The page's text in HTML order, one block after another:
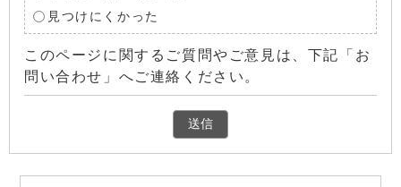
見つけにくかった
このページに関するご質問やご意見は、下記「お
問い合わせ」へご連絡ください。